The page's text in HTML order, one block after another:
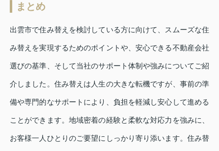
まとめ
出雲市で住み替えを検討している方に向けて、スムーズな住
み替えを実現するためのポイントや、安心できる不動産会社
選びの基準、そして当社のサポート体制や強みについてご紹
介しました。住み替えは人生の大きな転機ですが、事前の準
備や専門的なサポートにより、負担を軽減し安心して進める
ことができます。地域密着の経験と柔軟な対応力を強みに、
お客様一人ひとりのご要望にしっかり寄り添います。住み替